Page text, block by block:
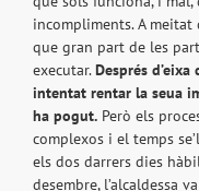
incompliments. A meitat
que gran part de les
executar. Després
intentat rentar la seua
ha pogut. Però els
complexos i el temps
els dos darrers dies
desembre, l’alcaldessa